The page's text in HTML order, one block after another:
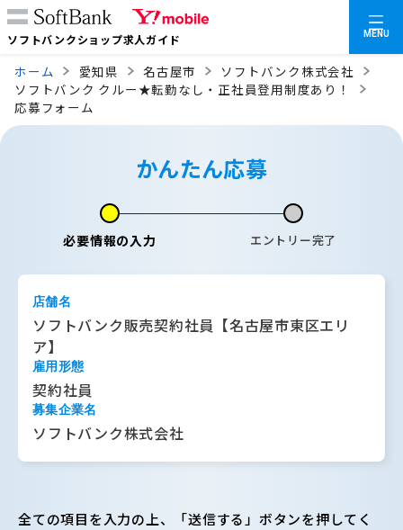
ソフトバンクショップ求人ガイド MENU
ホーム 愛知県 名古屋市
ソフトバンク株式会社
ソフトバンク クルー★転勤なし・正社員登用制度あり！
応募フォーム
かんたん応募
必要情報の入力 エントリー完了
店舗名
ソフトバンク販売契約社員【名古屋市東区エリ
ア】
雇用形態
契約社員
募集企業名
ソフトバンク株式会社
全ての項目を入力の上、「送信する」ボタンを押してく